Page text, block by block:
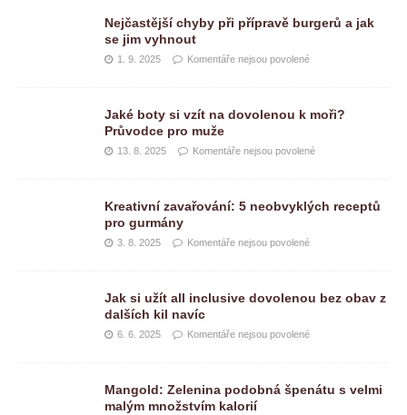
Nejčastější chyby při přípravě burgerů a jak
se jim vyhnout
1. 9. 2025 Komentáře nejsou povolené
Jaké boty si vzít na dovolenou k moři?
Průvodce pro muže
13. 8. 2025 Komentáře nejsou povolené
Kreativní zavařování: 5 neobvyklých receptů
pro gurmány
3. 8. 2025 Komentáře nejsou povolené
Jak si užít all inclusive dovolenou bez obav z
dalších kil navíc
6. 6. 2025 Komentáře nejsou povolené
Mangold: Zelenina podobná špenátu s velmi
malým množstvím kalorií